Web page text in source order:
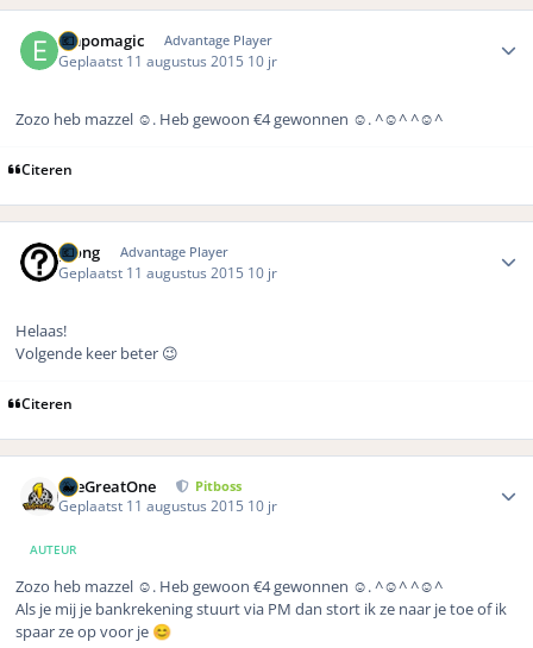
empomagic Advantage Player
Geplaatst 11 augustus 2015 10 jr
Zozo heb mazzel ☺️. Heb gewoon €4 gewonnen ☺️. ^☺️^ ^☺️^
Citeren
pjong Advantage Player
Geplaatst 11 augustus 2015 10 jr
Helaas!
Volgende keer beter 😉
Citeren
TheGreatOne Pitboss
Geplaatst 11 augustus 2015 10 jr
AUTEUR
Zozo heb mazzel ☺️. Heb gewoon €4 gewonnen ☺️. ^☺️^ ^☺️^
Als je mij je bankrekening stuurt via PM dan stort ik ze naar je toe of ik
spaar ze op voor je 😊